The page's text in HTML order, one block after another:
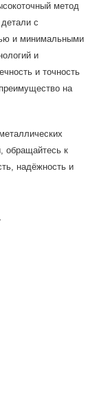
метод
с
и минимальными
и
и точность
на
обращайтесь к
надёжность и